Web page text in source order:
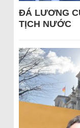
ĐÁ LƯƠNG
TỊCH NƯỚC